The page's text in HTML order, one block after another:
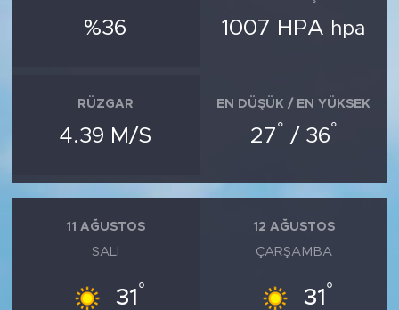
%36 1007 HPA hpa
RÜZGAR
4.39 M/S
EN DÜŞÜK / EN YÜKSEK
27° / 36°
11 AĞUSTOS
SALI
31 °
12 AĞUSTOS
ÇARŞAMBA
31 °